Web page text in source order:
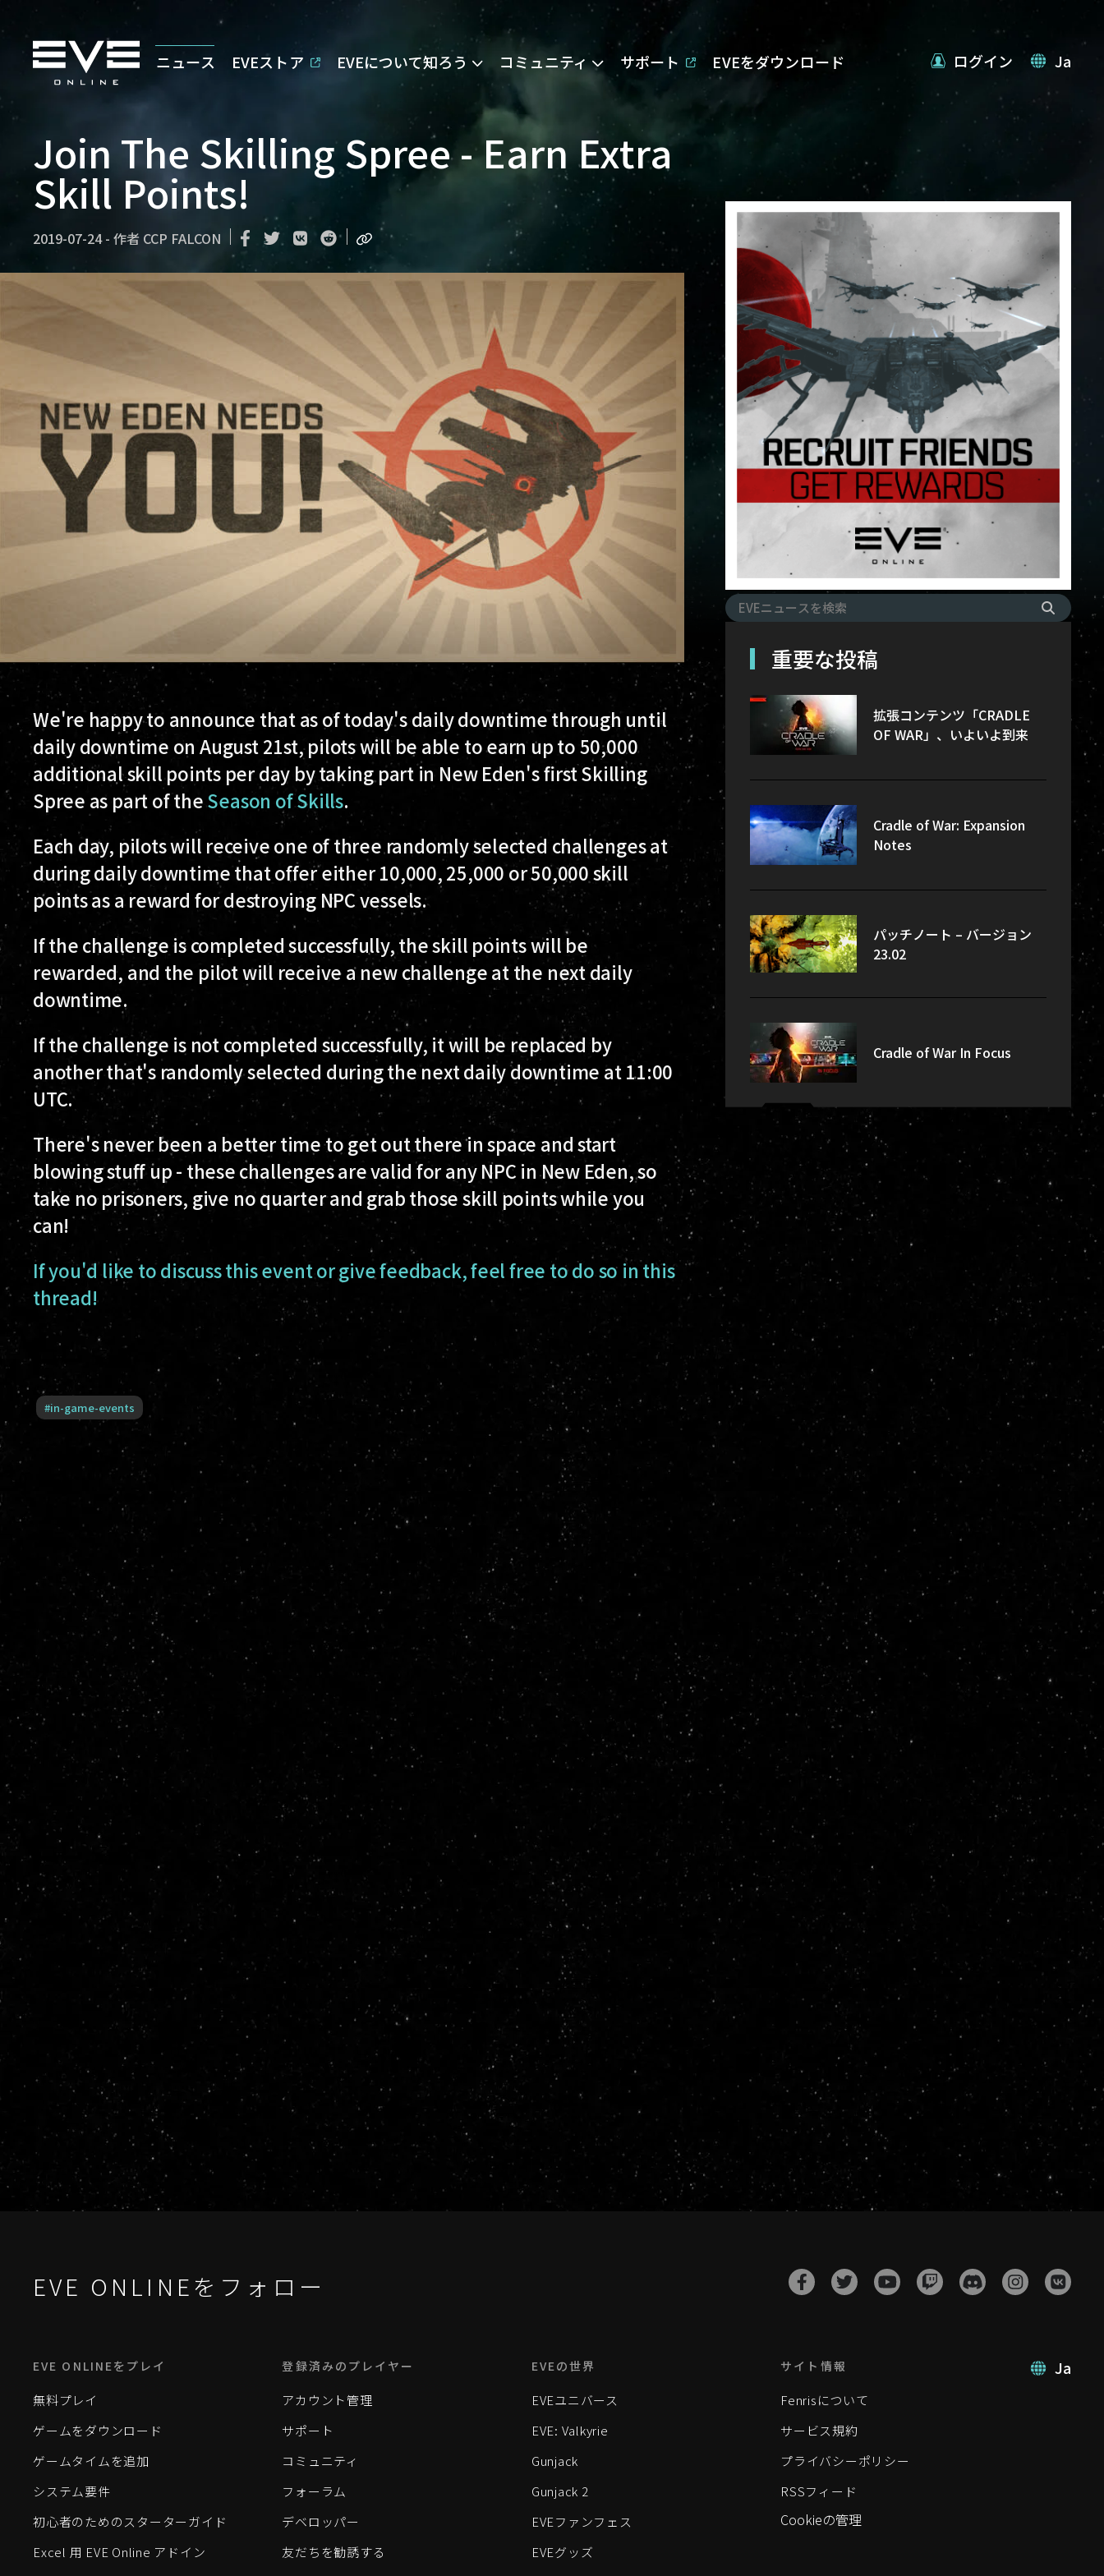
ニュース EVEストア EVEについて知ろう コミュニティ サポート EVEをダウンロード ログイン Ja
Join The Skilling Spree - Earn Extra
Skill Points!
2019-07-24 - 作者 CCP FALCON
We're happy to announce that as of today's daily downtime through until
daily downtime on August 21st, pilots will be able to earn up to 50,000
additional skill points per day by taking part in New Eden's first Skilling
Spree as part of theSeason of Skills.
Each day, pilots will receive one of three randomly selected challenges at
during daily downtime that offer either 10,000, 25,000 or 50,000 skill
points as a reward for destroying NPC vessels.
If the challenge is completed successfully, the skill points will be
rewarded, and the pilot will receive a new challenge at the next daily
downtime.
If the challenge is not completed successfully, it will be replaced by
another that's randomly selected during the next daily downtime at 11:00
UTC.
There's never been a better time to get out there in space and start
blowing stuff up - these challenges are valid foranyNPC in New Eden, so
take no prisoners, give no quarter and grab those skill points while you
can!
If you'd like to discuss this event or give feedback, feel free to do so in this
thread!
#in-game-events
重要な投稿
拡張コンテンツ「CRADLE
OF WAR」、いよいよ到来
Cradle of War: Expansion
Notes
パッチノート – バージョン
23.02
Cradle of War In Focus
EVE ONLINEをフォロー
Ja
EVE ONLINEをプレイ
無料プレイ
ゲームをダウンロード
ゲームタイムを追加
システム要件
初心者のためのスターターガイド
Excel 用 EVE Online アドイン
登録済みのプレイヤー
アカウント管理
サポート
コミュニティ
フォーラム
デベロッパー
友だちを勧誘する
EVEの世界
EVEユニバース
EVE: Valkyrie
Gunjack
Gunjack 2
EVEファンフェス
EVEグッズ
サイト情報
Fenrisについて
サービス規約
プライバシーポリシー
RSSフィード
Cookieの管理